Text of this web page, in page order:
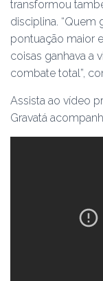
transformou
disciplina. “Quem
pontuação maior
coisas ganhava a
combate total”,
Assista ao vídeo
Gravatá